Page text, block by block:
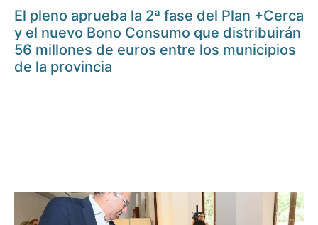
El pleno aprueba la 2ª fase del Plan +Cerca
y el nuevo Bono Consumo que distribuirán
56 millones de euros entre los municipios
de la provincia